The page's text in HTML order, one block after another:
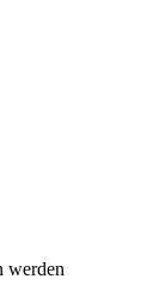
werden